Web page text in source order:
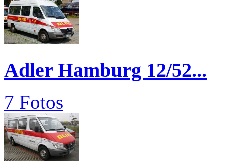
Adler Hamburg 12/52...
7 Fotos